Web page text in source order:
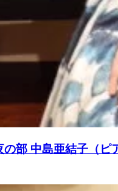
部 中島亜結子（ピ